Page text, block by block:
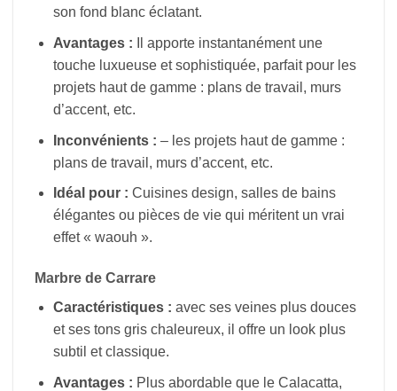
son fond blanc éclatant.
Avantages : Il apporte instantanément une
touche luxueuse et sophistiquée, parfait pour les
projets haut de gamme : plans de travail, murs
d’accent, etc.
Inconvénients : – les projets haut de gamme :
plans de travail, murs d’accent, etc.
Idéal pour : Cuisines design, salles de bains
élégantes ou pièces de vie qui méritent un vrai
effet « waouh ».
Marbre de Carrare
Caractéristiques : avec ses veines plus douces
et ses tons gris chaleureux, il offre un look plus
subtil et classique.
Avantages : Plus abordable que le Calacatta,